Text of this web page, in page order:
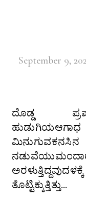
September 9,
ದೊಡ್ಡ ಪ್ರಪಂಚಪುಟ್ಟ ಗುಡಿಸಲುಮುಗ್ಧ
ತೊಟ್ಟಿಕ್ಕುತ್ತಿತ್ತು…